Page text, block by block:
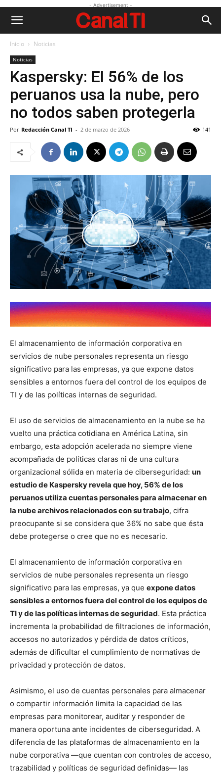
- Advertisement -
Inicio Noticias
Noticias
Kaspersky: El 56% de los
peruanos usa la nube, pero
no todos saben protegerla
Por Redacción Canal TI - 2 de marzo de 2026 141
El almacenamiento de información corporativa en
servicios de nube personales representa un riesgo
significativo para las empresas, ya que expone datos
sensibles a entornos fuera del control de los equipos de
TI y de las políticas internas de seguridad.
El uso de servicios de almacenamiento en la nube se ha
vuelto una práctica cotidiana en América Latina, sin
embargo, esta adopción acelerada no siempre viene
acompañada de políticas claras ni de una cultura
organizacional sólida en materia de ciberseguridad: un
estudio de Kaspersky revela que hoy, 56% de los
peruanos utiliza cuentas personales para almacenar en
la nube archivos relacionados con su trabajo, cifra
preocupante si se considera que 36% no sabe que ésta
debe protegerse o cree que no es necesario.
El almacenamiento de información corporativa en
servicios de nube personales representa un riesgo
significativo para las empresas, ya que expone datos
sensibles a entornos fuera del control de los equipos de
TI y de las políticas internas de seguridad. Esta práctica
incrementa la probabilidad de filtraciones de información,
accesos no autorizados y pérdida de datos críticos,
además de dificultar el cumplimiento de normativas de
privacidad y protección de datos.
Asimismo, el uso de cuentas personales para almacenar
o compartir información limita la capacidad de las
empresas para monitorear, auditar y responder de
manera oportuna ante incidentes de ciberseguridad. A
diferencia de las plataformas de almacenamiento en la
nube corporativa —que cuentan con controles de acceso,
trazabilidad y políticas de seguridad definidas— las